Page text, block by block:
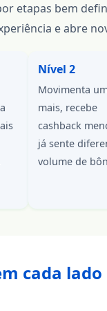
etapas bem
e abre
Nível 2
Movimenta
mais, recebe
cashback
já sente
volume de
cada lado